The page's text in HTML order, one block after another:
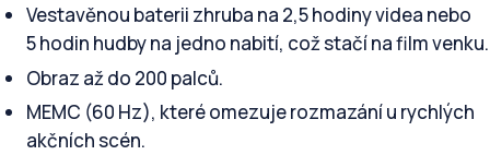
Vestavěnou baterii zhruba na 2,5 hodiny videa nebo
5 hodin hudby na jedno nabití, což stačí na film venku.
Obraz až do 200 palců.
MEMC (60 Hz), které omezuje rozmazání u rychlých
akčních scén.